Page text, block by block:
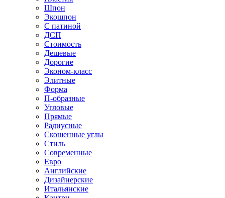
Шпон
Экошпон
С патиной
ДСП
Стоимость
Дешевые
Дорогие
Эконом-класс
Элитные
Форма
П-образные
Угловые
Прямые
Радиусные
Скошенные углы
Стиль
Современные
Евро
Английские
Дизайнерские
Итальянские